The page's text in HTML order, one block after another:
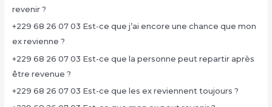
revenir ?
+229 68 26 07 03 Est-ce que j’ai encore une chance que mon
ex revienne ?
+229 68 26 07 03 Est-ce que la personne peut repartir après
être revenue ?
+229 68 26 07 03 Est-ce que les ex reviennent toujours ?